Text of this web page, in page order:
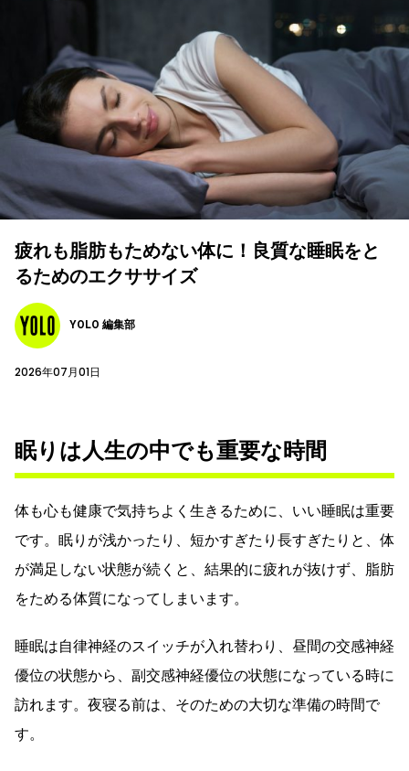
疲れも脂肪もためない体に！良質な睡眠をと
るためのエクササイズ
YOLO 編集部
2026年07月01日
眠りは人生の中でも重要な時間
体も心も健康で気持ちよく生きるために、いい睡眠は重要
です。眠りが浅かったり、短かすぎたり長すぎたりと、体
が満足しない状態が続くと、結果的に疲れが抜けず、脂肪
をためる体質になってしまいます。
睡眠は自律神経のスイッチが入れ替わり、昼間の交感神経
優位の状態から、副交感神経優位の状態になっている時に
訪れます。夜寝る前は、そのための大切な準備の時間で
す。